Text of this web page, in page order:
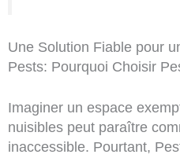
Une Solution Fiable pour
Pests: Pourquoi Choisir
Imaginer un espace
nuisibles peut paraître
inaccessible. Pourtant,